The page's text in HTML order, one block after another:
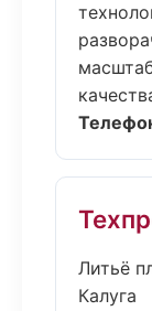
Литьё
Калуга